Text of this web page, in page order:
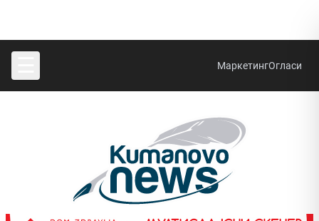
МаркетингОгласи